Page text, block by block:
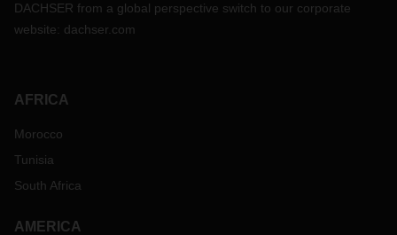
DACHSER from a global perspective switch to our corporate
website: dachser.com
AFRICA
Morocco
Tunisia
South Africa
AMERICA